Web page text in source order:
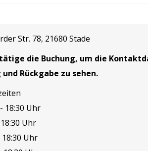
Str. 78, 21680 Stade
die Buchung, um die
Rückgabe zu sehen.
18:30 Uhr
Uhr
18:30 Uhr